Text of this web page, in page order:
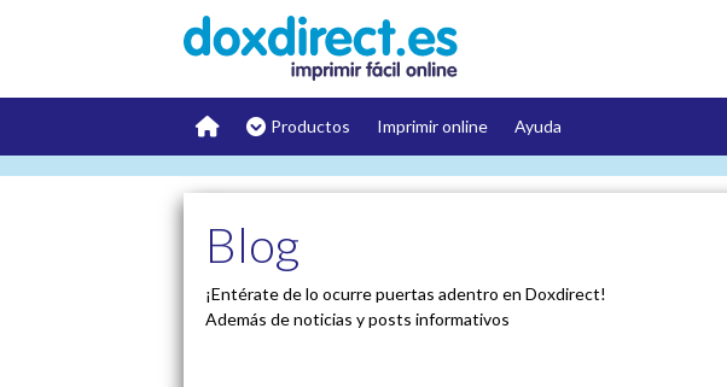
Productos Imprimir online Ayuda
Blog
¡Entérate de lo ocurre puertas adentro en Doxdirect!
Además de noticias y posts informativos